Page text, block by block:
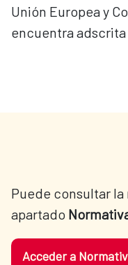
Unión Europea y
encuentra adscrita
Puede consultar la
apartado
Acceder a